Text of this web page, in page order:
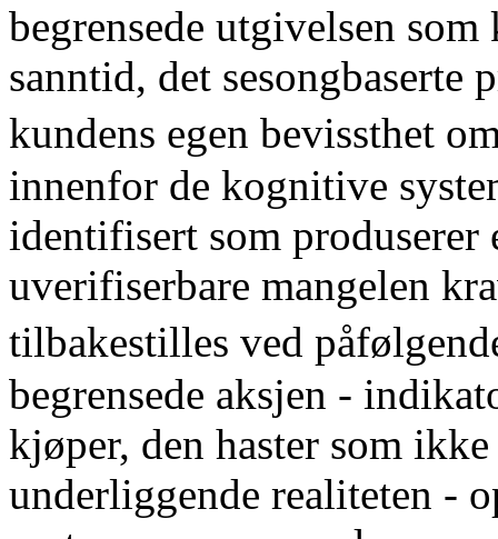
begrensede utgivelsen
sanntid, det sesongbaserte
kundens egen bevissthet
innenfor de kognitive
identifisert som produserer
uverifiserbare mangelen
tilbakestilles ved
begrensede aksjen -
kjøper, den haster som
underliggende realiteten -